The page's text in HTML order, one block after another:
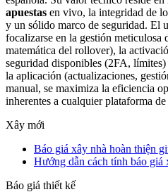
apuestas en vivo, la integridad de
y un sólido marco de seguridad. El
focalizarse en la gestión meticulosa
matemática del rollover), la
seguridad disponibles (2FA,
la aplicación (actualizaciones,
manual, se maximiza la eficiencia
inherentes a cualquier plataforma
Xây mới
Báo giá xây nhà hoàn thiện
Hướng dẫn cách tính báo giá
Báo giá thiết kế